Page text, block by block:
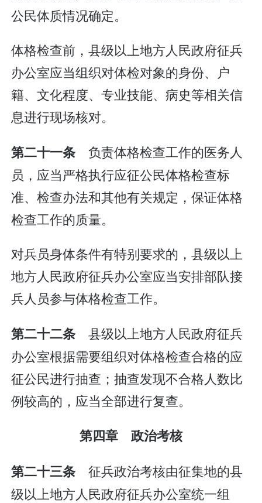
公民体质情况确定。
体格检查前，县级以上地方人民政府征兵
办公室应当组织对体检对象的身份、户
籍、文化程度、专业技能、病史等相关信
息进行现场核对。
第二十一条 负责体格检查工作的医务人
员，应当严格执行应征公民体格检查标
准、检查办法和其他有关规定，保证体格
检查工作的质量。
对兵员身体条件有特别要求的，县级以上
地方人民政府征兵办公室应当安排部队接
兵人员参与体格检查工作。
第二十二条 县级以上地方人民政府征兵
办公室根据需要组织对体格检查合格的应
征公民进行抽查；抽查发现不合格人数比
例较高的，应当全部进行复查。
第四章 政治考核
第二十三条 征兵政治考核由征集地的县
级以上地方人民政府征兵办公室统一组